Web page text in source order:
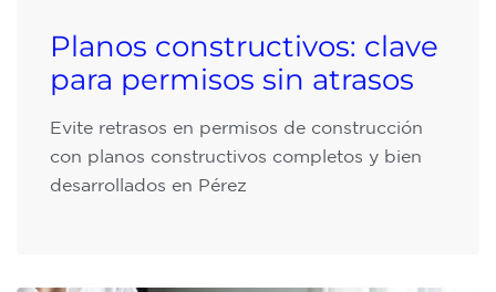
Planos constructivos: clave
para permisos sin atrasos
Evite retrasos en permisos de construcción
con planos constructivos completos y bien
desarrollados en Pérez